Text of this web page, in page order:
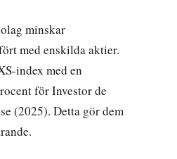
minskar
med enskilda aktier.
index med en
för Investor de
(2025). Detta gör dem